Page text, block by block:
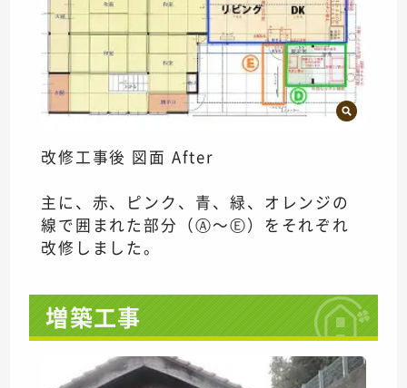
改修工事後 図面 After
主に、赤、ピンク、青、緑、オレンジの
線で囲まれた部分（Ⓐ～Ⓔ）をそれぞれ
改修しました。
増築工事